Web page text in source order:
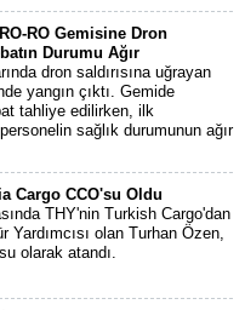
RO Gemisine Dron
Durumu Ağır
dron saldırısına uğrayan
yangın çıktı. Gemide
tahliye edilirken, ilk
sağlık durumunun ağır
Cargo CCO'su Oldu
THY'nin Turkish Cargo'dan
Yardımcısı olan Turhan Özen,
olarak atandı.